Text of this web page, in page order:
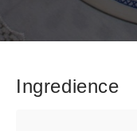
Ingredience